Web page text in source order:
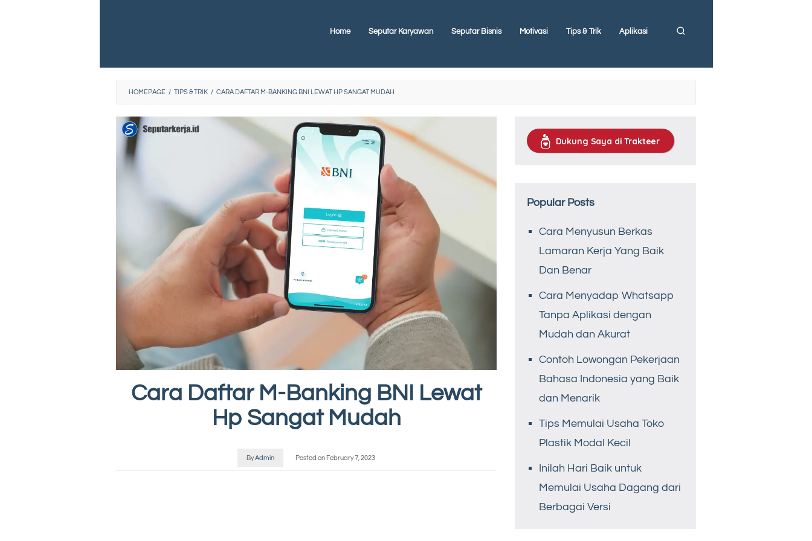
Home Seputar Karyawan Seputar Bisnis Motivasi Tips & Trik Aplikasi
HOMEPAGE / TIPS & TRIK / CARA DAFTAR M-BANKING BNI LEWAT HP SANGAT MUDAH
Cara Daftar M-Banking BNI Lewat
Hp Sangat Mudah
ByAdmin Posted on February 7, 2023
Dukung Saya di Trakteer
Popular Posts
Cara Menyusun Berkas
Lamaran Kerja Yang Baik
Dan Benar
Cara Menyadap Whatsapp
Tanpa Aplikasi dengan
Mudah dan Akurat
Contoh Lowongan Pekerjaan
Bahasa Indonesia yang Baik
dan Menarik
Tips Memulai Usaha Toko
Plastik Modal Kecil
Inilah Hari Baik untuk
Memulai Usaha Dagang dari
Berbagai Versi